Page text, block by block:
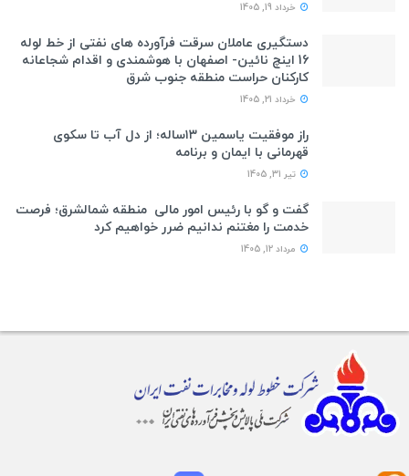
خرداد 19, 1405
دستگیری عاملان سرقت فرآورده های نفتی از خط لوله
16 اینچ نائین- اصفهان با هوشمندی و اقدام شجاعانه
کارکنان حراست منطقه جنوب شرق
خرداد 21, 1405
راز موفقیت یاسمین ۱۳ساله؛ از دل آب تا سکوی
قهرمانی با ایمان و برنامه
تیر 31, 1405
گفت و گو با رئیس امور مالی منطقه شمالشرق؛ فرصت
خدمت را مغتنم ندانیم ضرر خواهیم کرد
مرداد 12, 1405